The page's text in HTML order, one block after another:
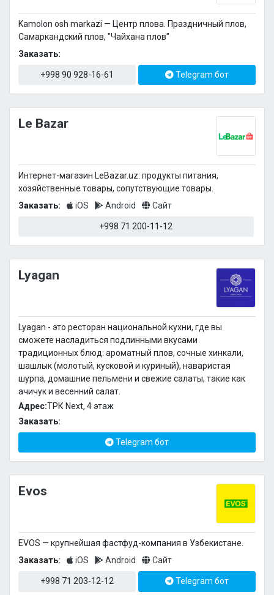
Kamolon osh markazi — Центр плова. Праздничный плов,
Самаркандский плов, "Чайхана плов"
Заказать:
+998 90 928-16-61 Telegram бот
Le Bazar
Интернет-магазин LeBazar.uz: продукты питания,
хозяйственные товары, сопутствующие товары.
Заказать:
iOS Android Сайт
+998 71 200-11-12
Lyagan
Lyagan - это ресторан национальной кухни, где вы
сможете насладиться подлинными вкусами
традиционных блюд: ароматный плов, сочные хинкали,
шашлык (молотый, кусковой и куриный), наваристая
шурпа, домашние пельмени и свежие салаты, такие как
ачичук и весенний салат.
Адрес:ТРК Next, 4 этаж
Заказать:
Telegram бот
Evos
EVOS — крупнейшая фастфуд-компания в Узбекистане.
Заказать:
iOS Android Сайт
+998 71 203-12-12 Telegram бот